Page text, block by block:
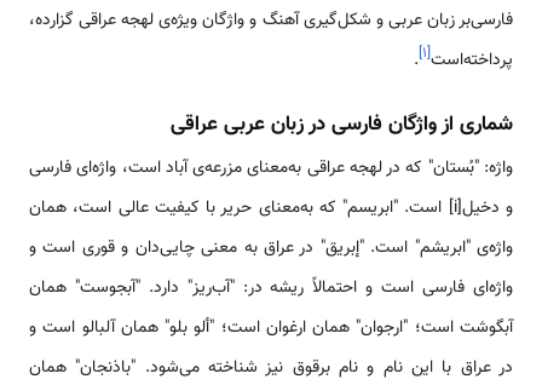
فارسی‌بر زبان عربی و شکل‌گیری آهنگ و واژگان ویژه‌ی لهجه عراقی گزارده،
پرداخته‌است[۱]
.
شماری از واژگان فارسی در زبان عربی عراقی
واژه: "بُستان" که در لهجه عراقی به‌معنای مزرعه‌ی آباد است، واژه‌ای فارسی
و دخیل[i] است. "ابریسم" که به‌معنای حریر با کیفیت عالی است، همان
واژه‌ی "ابریشم" است. "إبریق" در عراق به معنی چایی‌دان و قوری است و
واژه‌ای فارسی است و احتمالاً ریشه در: "آب‌ریز" دارد. "آبجوست" همان
آبگوشت است؛ "ارجوان" همان ارغوان است؛ "ألو بلو" همان آلبالو است و
در عراق با این نام و نام برقوق نیز شناخته می‌شود. "باذنجان" همان